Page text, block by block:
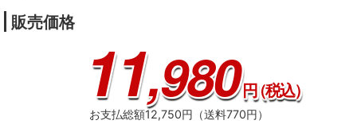
販売価格
11,980円（税込）
お支払総額12,750円（送料770円）